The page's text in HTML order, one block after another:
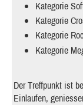
Kategorie
Kategorie
Kategorie
Kategorie
Der Treffpunkt ist
Einlaufen,